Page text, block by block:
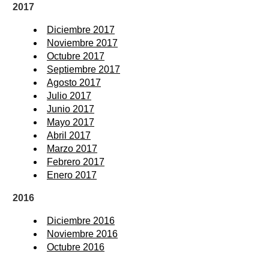
2017
Diciembre 2017
Noviembre 2017
Octubre 2017
Septiembre 2017
Agosto 2017
Julio 2017
Junio 2017
Mayo 2017
Abril 2017
Marzo 2017
Febrero 2017
Enero 2017
2016
Diciembre 2016
Noviembre 2016
Octubre 2016